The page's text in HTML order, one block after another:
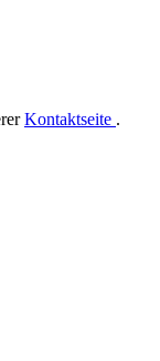
Kontaktseite .